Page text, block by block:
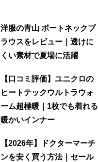
洋服の青山 ボートネックブ
ラウスをレビュー｜透けに
くい素材で夏場に活躍
【口コミ評価】ユニクロの
ヒートテックウルトラウォ
ーム超極暖｜1枚でも着れる
暖かいインナー
【2026年】ドクターマーチ
ンを安く買う方法｜セール